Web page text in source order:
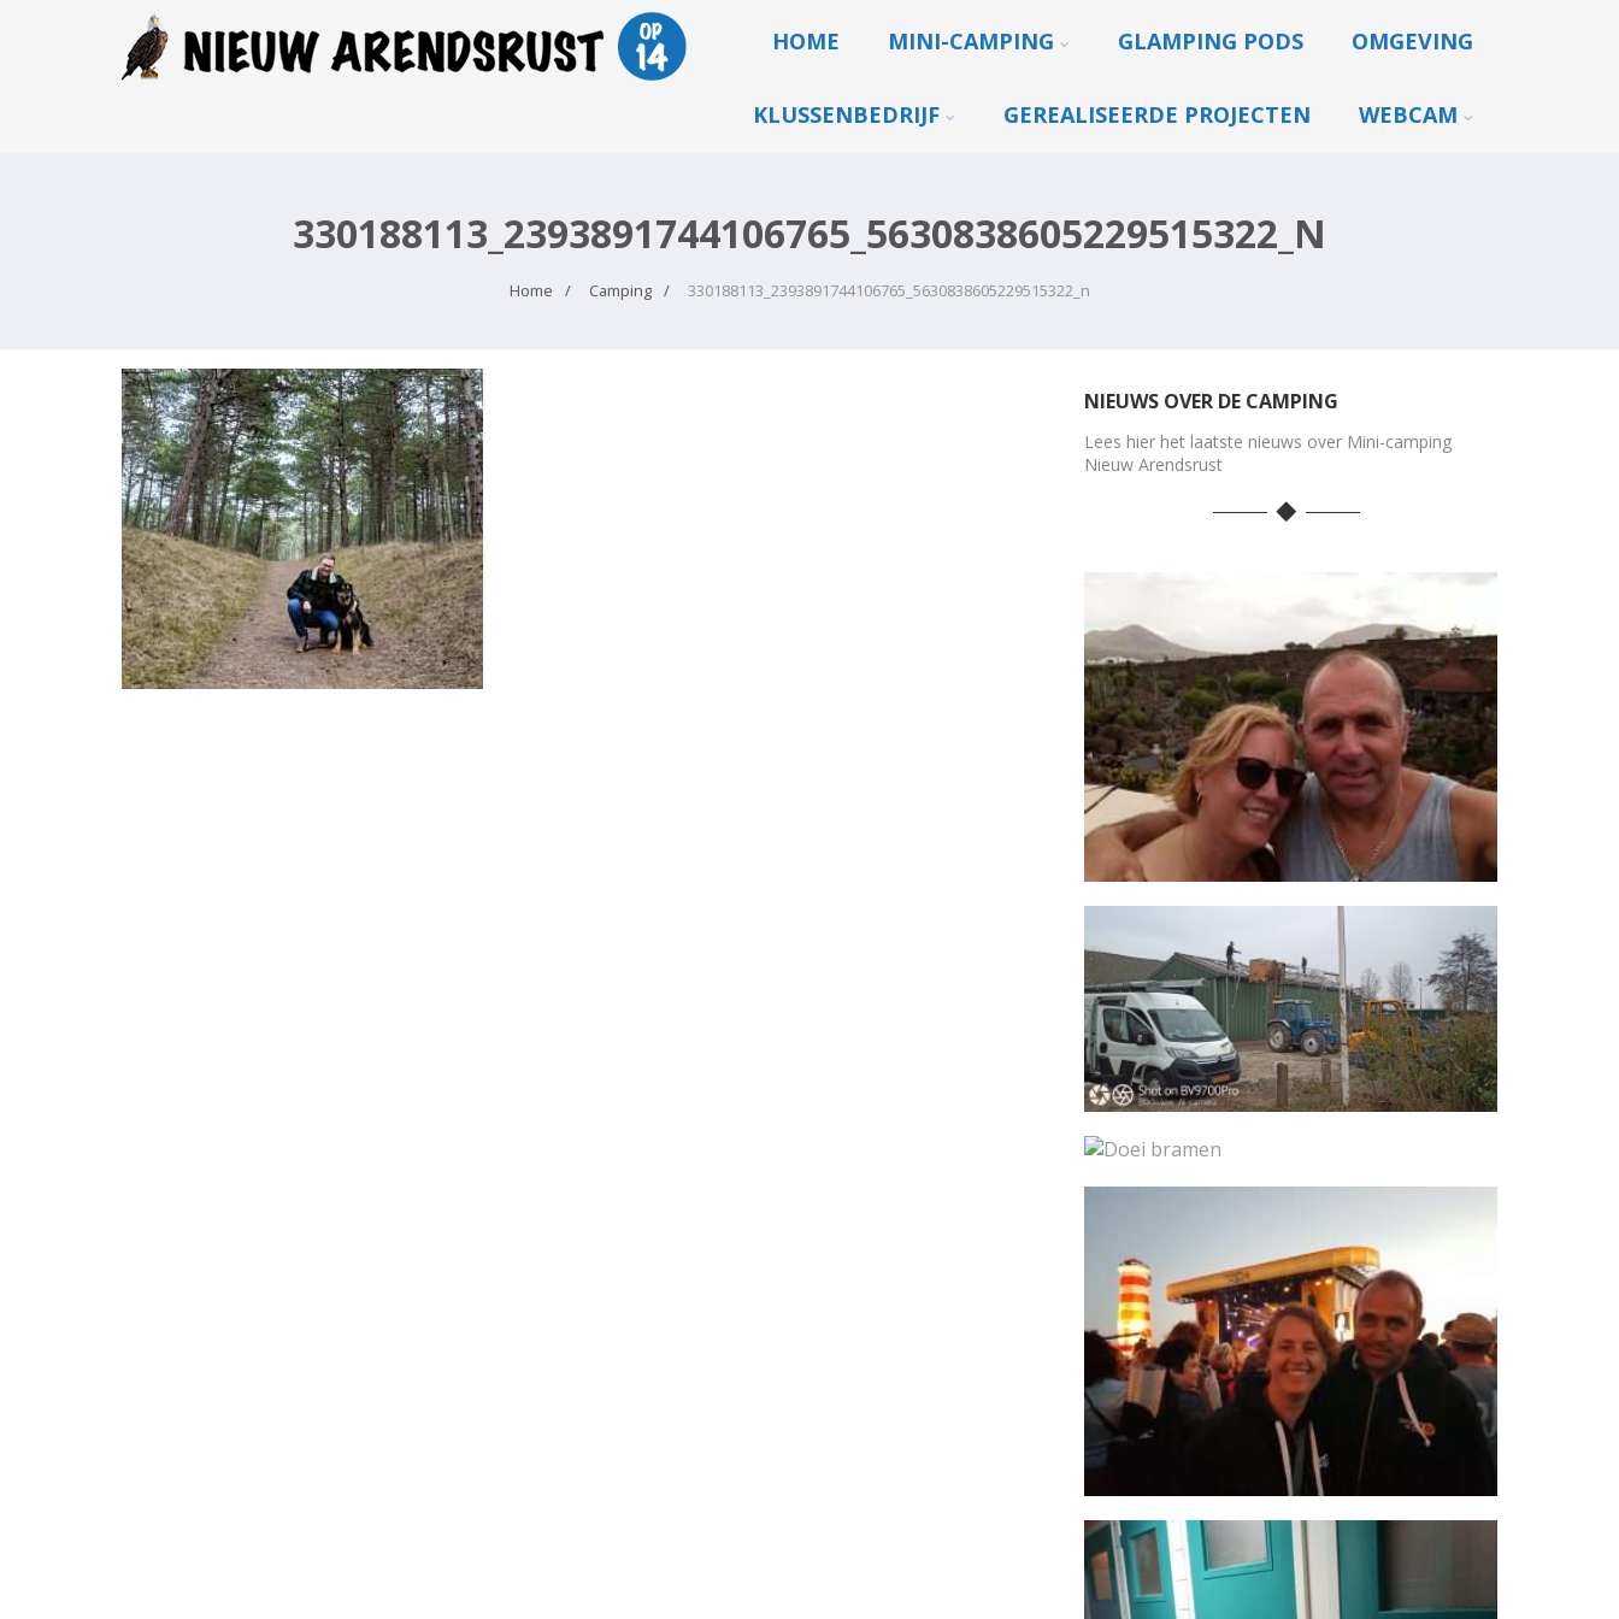
HOME MINI-CAMPING GLAMPING PODS OMGEVING
KLUSSENBEDRIJF GEREALISEERDE PROJECTEN WEBCAM
330188113_2393891744106765_5630838605229515322_N
Home Camping 330188113_2393891744106765_5630838605229515322_n
NIEUWS OVER DE CAMPING
Lees hier het laatste nieuws over Mini-camping
Nieuw Arendsrust